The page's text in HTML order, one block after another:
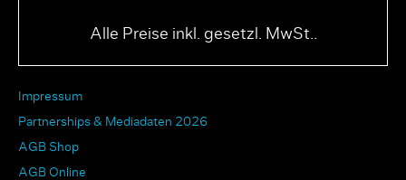
Alle Preise inkl. gesetzl. MwSt..
Impressum
Partnerships & Mediadaten 2026
AGB Shop
AGB Online